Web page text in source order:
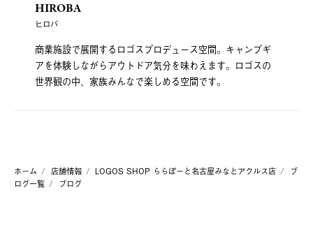
HIROBA
ヒロバ
商業施設で展開するロゴスプロデュース空間。キャンプギ
アを体験しながらアウトドア気分を味わえます。ロゴスの
世界観の中、家族みんなで楽しめる空間です。
ホーム 店舗情報 LOGOS SHOP ららぽーと名古屋みなとアクルス店
ブ
ログ一覧
ブログ